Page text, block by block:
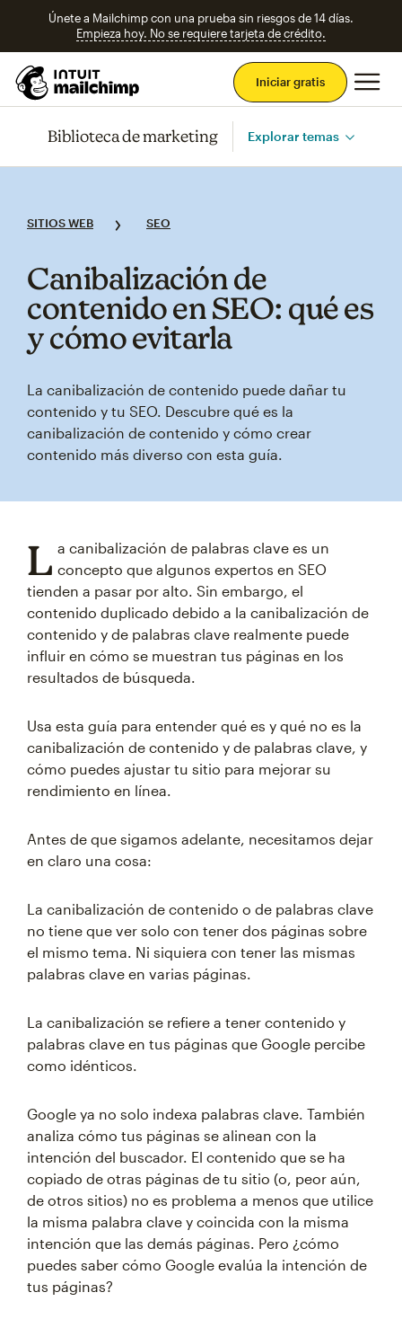
Únete a Mailchimp con una prueba sin riesgos de 14 días.
Empieza hoy. No se requiere tarjeta de crédito.
Iniciar gratis
Biblioteca de marketing Explorar temas
SITIOS WEB SEO
Canibalización de
contenido en SEO: qué es
y cómo evitarla
La canibalización de contenido puede dañar tu
contenido y tu SEO. Descubre qué es la
canibalización de contenido y cómo crear
contenido más diverso con esta guía.
L a canibalización de palabras clave es un
concepto que algunos expertos en SEO
tienden a pasar por alto. Sin embargo, el
contenido duplicado debido a la canibalización de
contenido y de palabras clave realmente puede
influir en cómo se muestran tus páginas en los
resultados de búsqueda.
Usa esta guía para entender qué es y qué no es la
canibalización de contenido y de palabras clave, y
cómo puedes ajustar tu sitio para mejorar su
rendimiento en línea.
Antes de que sigamos adelante, necesitamos dejar
en claro una cosa:
La canibalización de contenido o de palabras clave
no tiene que ver solo con tener dos páginas sobre
el mismo tema. Ni siquiera con tener las mismas
palabras clave en varias páginas.
La canibalización se refiere a tener contenido y
palabras clave en tus páginas que Google percibe
como idénticos.
Google ya no solo indexa palabras clave. También
analiza cómo tus páginas se alinean con la
intención del buscador. El contenido que se ha
copiado de otras páginas de tu sitio (o, peor aún,
de otros sitios) no es problema a menos que utilice
la misma palabra clave y coincida con la misma
intención que las demás páginas. Pero ¿cómo
puedes saber cómo Google evalúa la intención de
tus páginas?